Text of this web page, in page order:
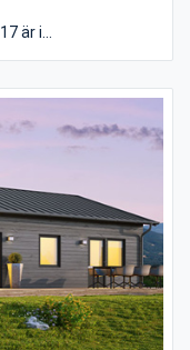
är i
samt
modernt hus. Det
i vardagsrum,
härlig rymd. Du har
till material och
takbeläggningar,